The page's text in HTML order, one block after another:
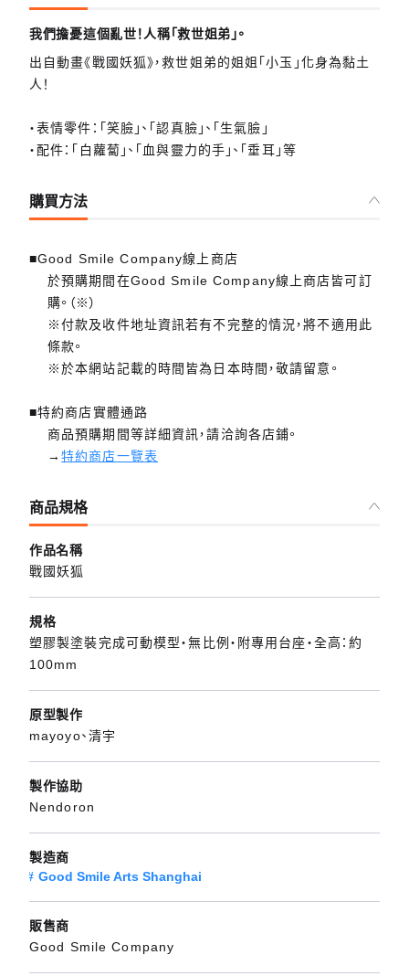
我們擔憂這個亂世！人稱「救世姐弟」。
出自動畫《戰國妖狐》，救世姐弟的姐姐「小玉」化身為黏土
人！
・表情零件：「笑臉」、「認真臉」、「生氣臉」
・配件：「白蘿蔔」、「血與靈力的手」、「垂耳」等
購買方法
■Good Smile Company線上商店
於預購期間在Good Smile Company線上商店皆可訂
購。（※）
※付款及收件地址資訊若有不完整的情況，將不適用此
條款。
※於本網站記載的時間皆為日本時間，敬請留意。
■特約商店實體通路
商品預購期間等詳細資訊，請洽詢各店鋪。
→特約商店一覽表
商品規格
作品名稱
戰國妖狐
規格
塑膠製塗裝完成可動模型・無比例・附專用台座・全高：約
100mm
原型製作
mayoyo、清宇
製作協助
Nendoron
製造商
Good Smile Arts Shanghai
販售商
Good Smile Company